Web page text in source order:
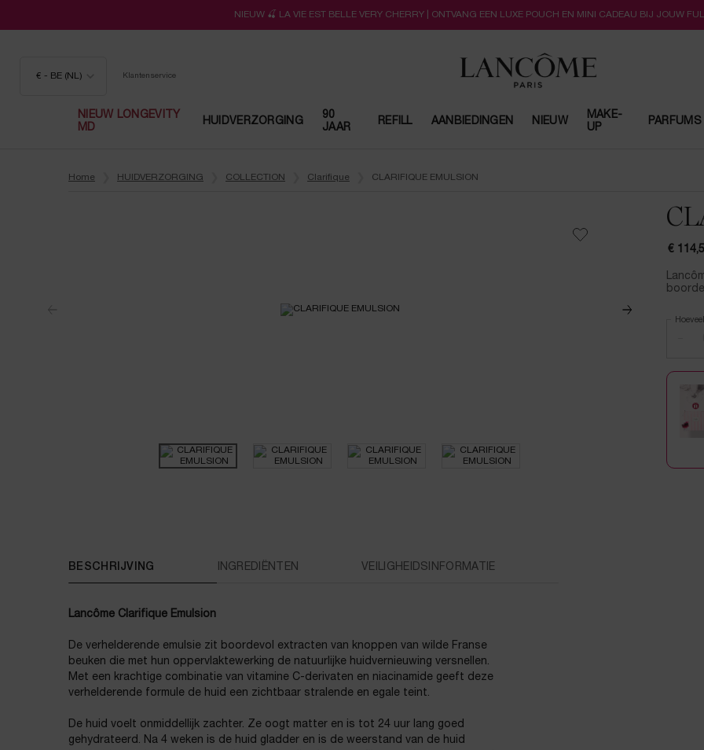
NIEUW 🍒 LA VIE EST BELLE VERY CHERRY | ONTVANG EEN LUXE POUCH EN MINI CADEAU BIJ JOUW
€ - BE (NL) Klantenservice
NIEUW LONGEVITY
MD
HUIDVERZORGING
90
JAAR
REFILL AANBIEDINGEN NIEUW
MAKE-
UP
PARFUMS
Home HUIDVERZORGING COLLECTION Clarifique CLARIFIQUE EMULSION
€
BESCHRIJVING INGREDIËNTEN VEILIGHEIDSINFORMATIE
Lancôme Clarifique Emulsion
De verhelderende emulsie zit boordevol extracten van knoppen van wilde Franse
beuken die met hun oppervlaktewerking de natuurlijke huidvernieuwing versnellen.
Met een krachtige combinatie van vitamine C-derivaten en niacinamide geeft deze
verhelderende formule de huid een zichtbaar stralende en egale teint.
De huid voelt onmiddellijk zachter. Ze oogt matter en is tot 24 uur lang goed
gehydrateerd. Na 4 weken is de huid gladder en is de weerstand van de huid